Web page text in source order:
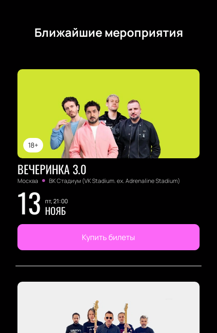
надолго.Ближайшие мероприятия
18+
ВЕЧЕРИНКА 3.0
Москва ВК Стадиум (VK Stadium. ex. Adrenaline Stadium)
13 пт, 21:00
НОЯБ
Купить билеты